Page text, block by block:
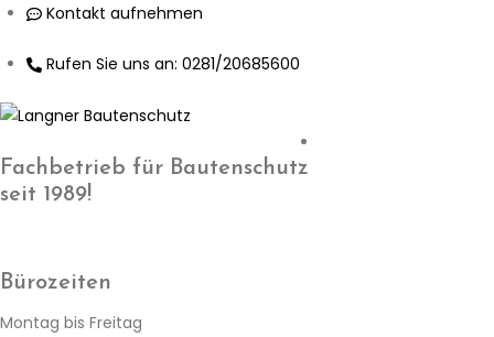
Skip
content
Kontakt aufnehmen
Rufen Sie uns an: 0281/20685600
Fachbetrieb für Bautenschutz
seit 1989!
Bürozeiten
Montag bis Freitag